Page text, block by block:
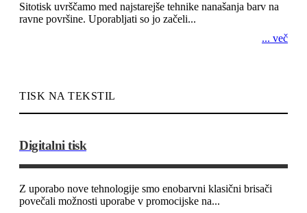
Sitotisk uvrščamo med najstarejše tehnike nanašanja barv na
ravne površine. Uporabljati so jo začeli...
... več
TISK NA TEKSTIL
Digitalni tisk
Z uporabo nove tehnologije smo enobarvni klasični brisači
povečali možnosti uporabe v promocijske na...